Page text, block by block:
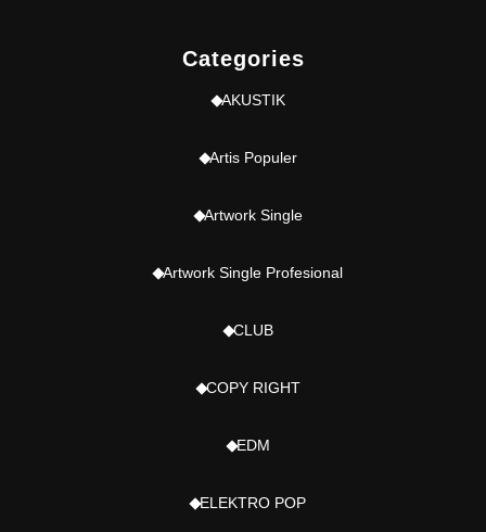
Categories
AKUSTIK
Artis Populer
Artwork Single
Artwork Single Profesional
CLUB
COPY RIGHT
EDM
ELEKTRO POP